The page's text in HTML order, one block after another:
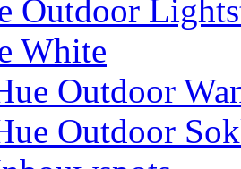
Outdoor
White
Outdoor
Outdoor